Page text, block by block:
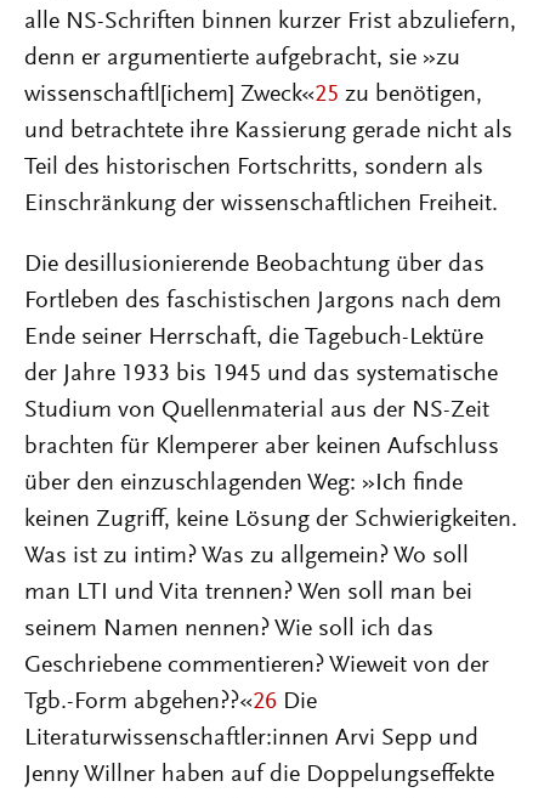
alle NS-Schriften binnen kurzer Frist abzuliefern,
denn er argumentierte aufgebracht, sie »zu
wissenschaftl[ichem] Zweck«25 zu benötigen,
und betrachtete ihre Kassierung gerade nicht als
Teil des historischen Fortschritts, sondern als
Einschränkung der wissenschaftlichen Freiheit.
Die desillusionierende Beobachtung über das
Fortleben des faschistischen Jargons nach dem
Ende seiner Herrschaft, die Tagebuch-Lektüre
der Jahre 1933 bis 1945 und das systematische
Studium von Quellenmaterial aus der NS-Zeit
brachten für Klemperer aber keinen Aufschluss
über den einzuschlagenden Weg: »Ich finde
keinen Zugriff, keine Lösung der Schwierigkeiten.
Was ist zu intim? Was zu allgemein? Wo soll
man LTI und Vita trennen? Wen soll man bei
seinem Namen nennen? Wie soll ich das
Geschriebene commentieren? Wieweit von der
Tgb.-Form abgehen??«26 Die
Literaturwissenschaftler:innen Arvi Sepp und
Jenny Willner haben auf die Doppelungseffekte